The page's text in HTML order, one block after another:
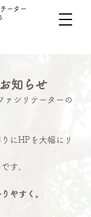
ーター
知らせ
ァシリテーターの
にHPを大幅にリ
す。
やすく。